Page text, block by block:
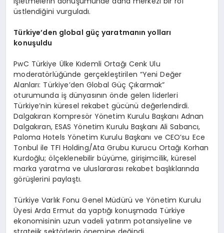
üstlendiğini vurguladı.
Türkiye’den global güç yaratmanın yolları
konuşuldu
PwC Türkiye Ülke Kıdemli Ortağı Cenk Ulu
moderatörlüğünde gerçekleştirilen “Yeni Değer
Alanları: Türkiye’den Global Güç Çıkarmak”
oturumunda iş dünyasının önde gelen liderleri
Türkiye’nin küresel rekabet gücünü değerlendirdi.
Dalgakıran Kompresör Yönetim Kurulu Başkanı Adnan
Dalgakıran, ESAS Yönetim Kurulu Başkanı Ali Sabancı,
Paloma Hotels Yönetim Kurulu Başkanı ve CEO’su Ece
Tonbul ile TFI Holding/Ata Grubu Kurucu Ortağı Korhan
Kurdoğlu; ölçeklenebilir büyüme, girişimcilik, küresel
marka yaratma ve uluslararası rekabet başlıklarında
görüşlerini paylaştı.
Türkiye Varlık Fonu Genel Müdürü ve Yönetim Kurulu
Üyesi Arda Ermut da yaptığı konuşmada Türkiye
ekonomisinin uzun vadeli yatırım potansiyeline ve